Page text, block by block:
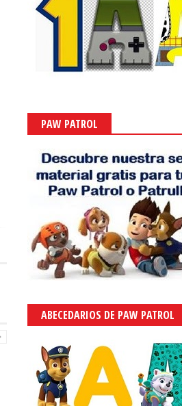
PAW PATROL
ABECEDARIOS DE PAW PATROL